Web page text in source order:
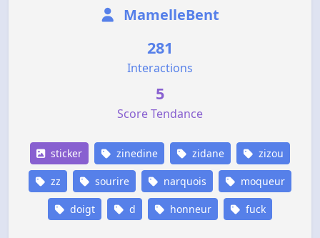
MamelleBent
281
Interactions
5
Score Tendance
sticker zinedine zidane zizou
zz sourire narquois moqueur
doigt d honneur fuck